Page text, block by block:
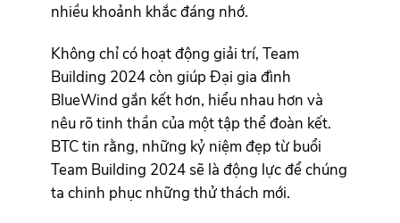
nhiều khoảnh khắc đáng nhớ.
Không chỉ có hoạt động giải trí, Team
Building 2024 còn giúp Đại gia đình
BlueWind gắn kết hơn, hiểu nhau hơn và
nêu rõ tinh thần của một tập thể đoàn kết.
BTC tin rằng, những kỷ niệm đẹp từ buổi
Team Building 2024 sẽ là động lực để chúng
ta chinh phục những thử thách mới.